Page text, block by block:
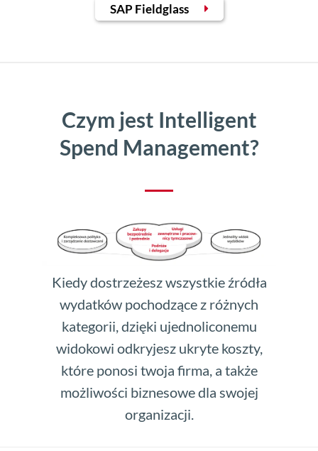
SAP Fieldglass
Czym jest Intelligent
Spend Management?
Kiedy dostrzeżesz wszystkie źródła
wydatków pochodzące z różnych
kategorii, dzięki ujednoliconemu
widokowi odkryjesz ukryte koszty,
które ponosi twoja firma, a także
możliwości biznesowe dla swojej
organizacji.